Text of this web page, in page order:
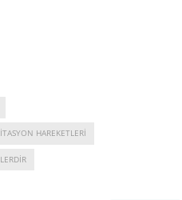
HAREKETLERI